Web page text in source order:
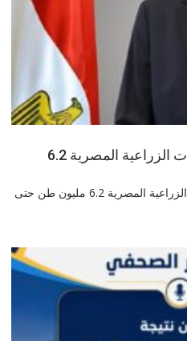
وزير الزراعة : تجاوز الصادرات الزراعية المصرية 6.2
وزير الزراعة يعلن تجاوز الصادرات الزراعية المصرية 6.2 مليون طن حتى